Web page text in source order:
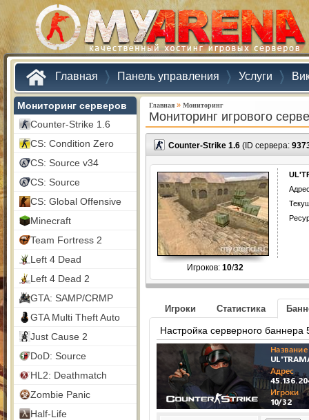
Главная Панель управления Услуги
Мониторинг серверов
Counter-Strike 1.6
CS: Condition Zero
CS: Source v34
CS: Source
CS: Global Offensive
Minecraft
Team Fortress 2
Left 4 Dead
Left 4 Dead 2
GTA: SAMP/CRMP
GTA Multi Theft Auto
Just Cause 2
DoD: Source
HL2: Deathmatch
Zombie Panic
Half-Life
Главная » Мониторинг
Мониторинг игрового
Counter-Strike 1.6 (ID сервера:
Игроков: 10/32
Игроки Статистика
Настройка серверного баннера